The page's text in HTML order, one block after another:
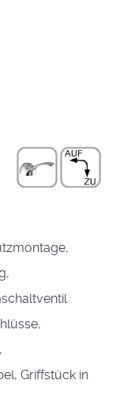
Griffstück in